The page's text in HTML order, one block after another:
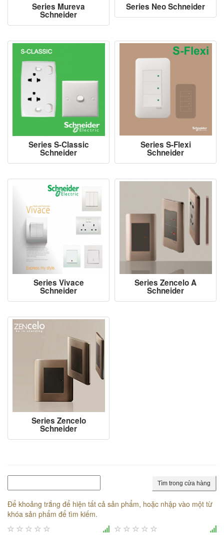
Series Mureva
Schneider
Series Neo Schneider
Series S-Classic
Schneider
Series S-Flexi
Schneider
Series Vivace
Schneider
Series Zencelo A
Schneider
Series Zencelo
Schneider
Tìm trong cửa hàng
Để khoảng trắng để hiện tất cả sản phẩm, hoặc nhập vào một từ
khóa sản phẩm để tìm kiếm.